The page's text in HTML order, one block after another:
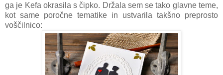
ga je Kefa okrasila s čipko. Držala sem se tako glavne teme,
kot same poročne tematike in ustvarila takšno preprosto
voščilnico: